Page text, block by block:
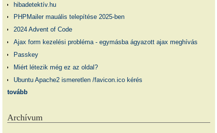
hibadetektív.hu
PHPMailer mauális telepítése 2025-ben
2024 Advent of Code
Ajax form kezelési probléma - egymásba ágyazott ajax meghívás
Passkey
Miért létezik még ez az oldal?
Ubuntu Apache2 ismeretlen /favicon.ico kérés
tovább
Archívum